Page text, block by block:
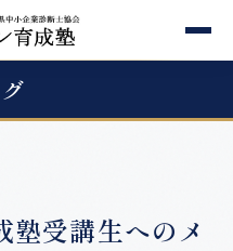
受講生へのメ